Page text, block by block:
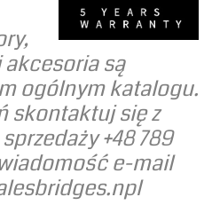
są
ogólnym katalogu.
skontaktuj się z
+48 789
e-mail